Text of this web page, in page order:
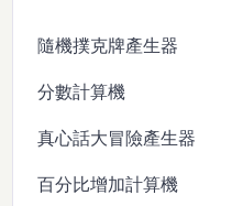
隨機撲克牌產生器
分數計算機
真心話大冒險產生器
百分比增加計算機